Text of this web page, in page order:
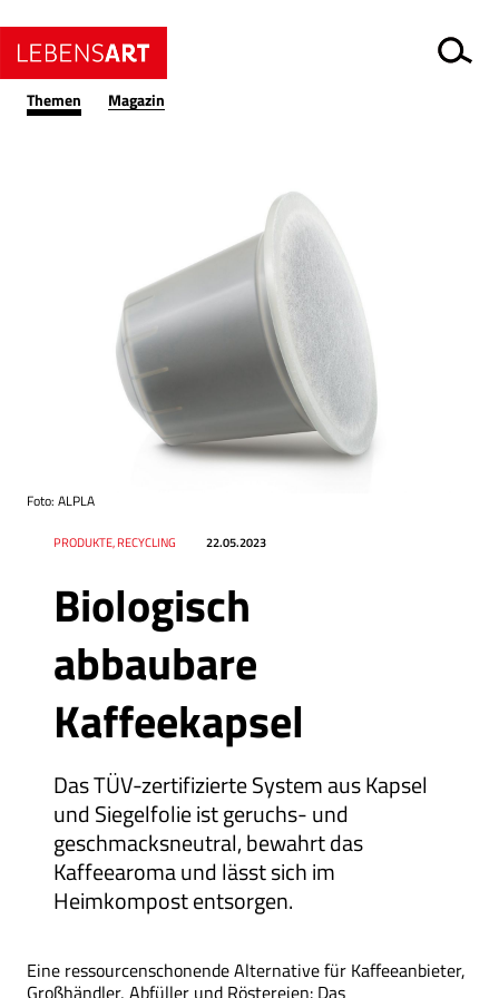
Themen Magazin
Biologisch
abbaubare
Kaffeekapsel
Das TÜV-zertifizierte System aus Kapsel
und Siegelfolie ist geruchs- und
geschmacksneutral, bewahrt das
Kaffeearoma und lässt sich im
Heimkompost entsorgen.
Datum 22.05.2023
RessortPRODUKTE, RECYCLING
Foto: ALPLA
Eine ressourcenschonende Alternative für Kaffeeanbieter,
Großhändler, Abfüller und Röstereien: Das